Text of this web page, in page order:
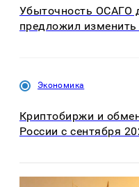
Убыточность ОСАГО
предложил
Экономика
Криптобиржи и
России с сентября